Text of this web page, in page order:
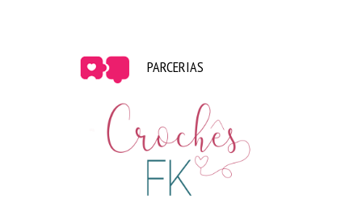
Mymimi –Bolacha |Folha|
Difícil querer uma só, né? Isso porque eu fiz uma
super seleção pra postar aqui, se vocês entrarem
nos sites, vocês terão muito mais opções.
PARCERIAS